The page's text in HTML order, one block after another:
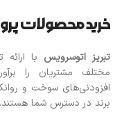
خرید محصولات
تبریز اتوسرویس با
مختلف مشتریان را
افزودنی‌های سوخت و
برند در دسترس شما هستند.